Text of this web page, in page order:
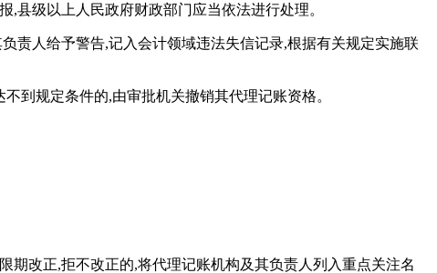
县级以上人民政府财政部门应当依法进行处理。
责人给予警告,记入会计领域违法失信记录,根据有关规定实施联
到规定条件的,由审批机关撤销其代理记账资格。
期改正,拒不改正的,将代理记账机构及其负责人列入重点关注名